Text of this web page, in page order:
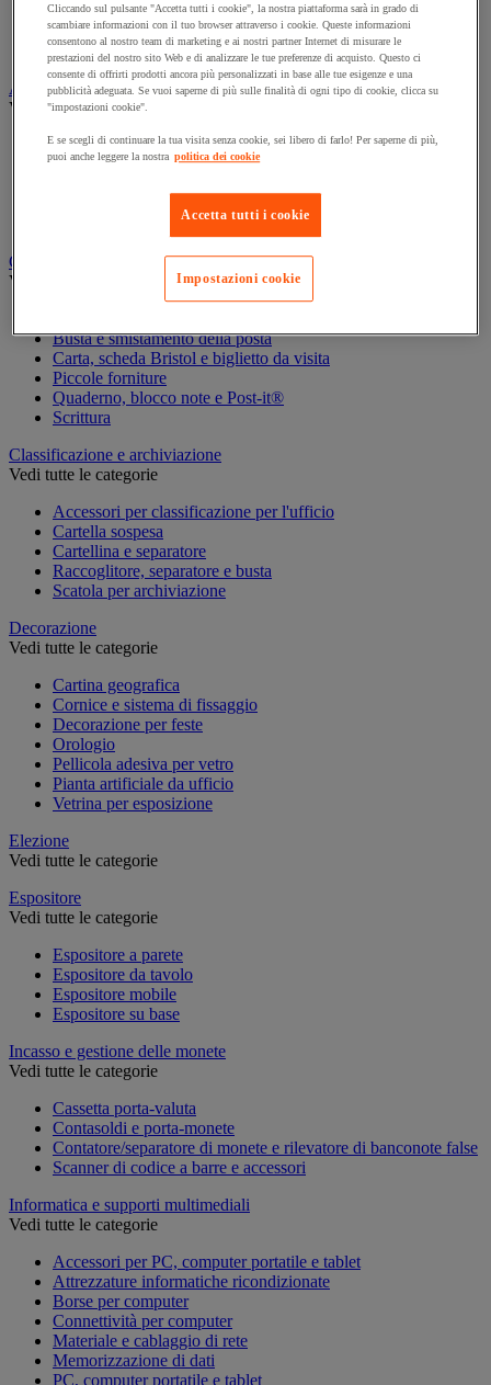
Armadio per ufficio
Carrello da ufficio
Libreria
Audiovisivi
Vedi tutte le categorie
Attrezzature audio e Hi-Fi
Connessione audio e video
Strumenti per proiezione e videoproiezione
Cancelleria e forniture per ufficio
Vedi tutte le categorie
Busta e smistamento della posta
Carta, scheda Bristol e biglietto da visita
Piccole forniture
Quaderno, blocco note e Post-it®
Scrittura
Classificazione e archiviazione
Vedi tutte le categorie
Accessori per classificazione per l'ufficio
Cartella sospesa
Cartellina e separatore
Raccoglitore, separatore e busta
Scatola per archiviazione
Decorazione
Vedi tutte le categorie
Cartina geografica
Cornice e sistema di fissaggio
Decorazione per feste
Orologio
Pellicola adesiva per vetro
Pianta artificiale da ufficio
Vetrina per esposizione
Elezione
Vedi tutte le categorie
Espositore
Vedi tutte le categorie
Espositore a parete
Espositore da tavolo
Espositore mobile
Espositore su base
Incasso e gestione delle monete
Vedi tutte le categorie
Cassetta porta-valuta
Contasoldi e porta-monete
Contatore/separatore di monete e rilevatore di banconote false
Scanner di codice a barre e accessori
Informatica e supporti multimediali
Vedi tutte le categorie
Accessori per PC, computer portatile e tablet
Attrezzature informatiche ricondizionate
Borse per computer
Connettività per computer
Materiale e cablaggio di rete
Memorizzazione di dati
PC, computer portatile e tablet
Cliccando sul pulsante "Accetta tutti i cookie", la nostra piattaforma sarà in grado di
scambiare informazioni con il tuo browser attraverso i cookie. Queste informazioni
consentono al nostro team di marketing e ai nostri partner Internet di misurare le
prestazioni del nostro sito Web e di analizzare le tue preferenze di acquisto. Questo ci
consente di offrirti prodotti ancora più personalizzati in base alle tue esigenze e una
pubblicità adeguata. Se vuoi saperne di più sulle finalità di ogni tipo di cookie, clicca su
"impostazioni cookie".
E se scegli di continuare la tua visita senza cookie, sei libero di farlo! Per saperne di più,
puoi anche leggere la nostra politica dei cookie
Accetta tutti i cookie
Impostazioni cookie